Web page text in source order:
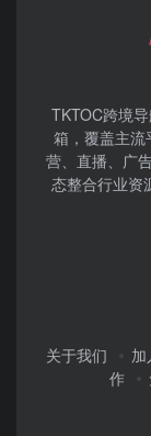
TKTOC跨境
箱，覆盖主
营、直播、广
态整合行业
关于我们 加
作